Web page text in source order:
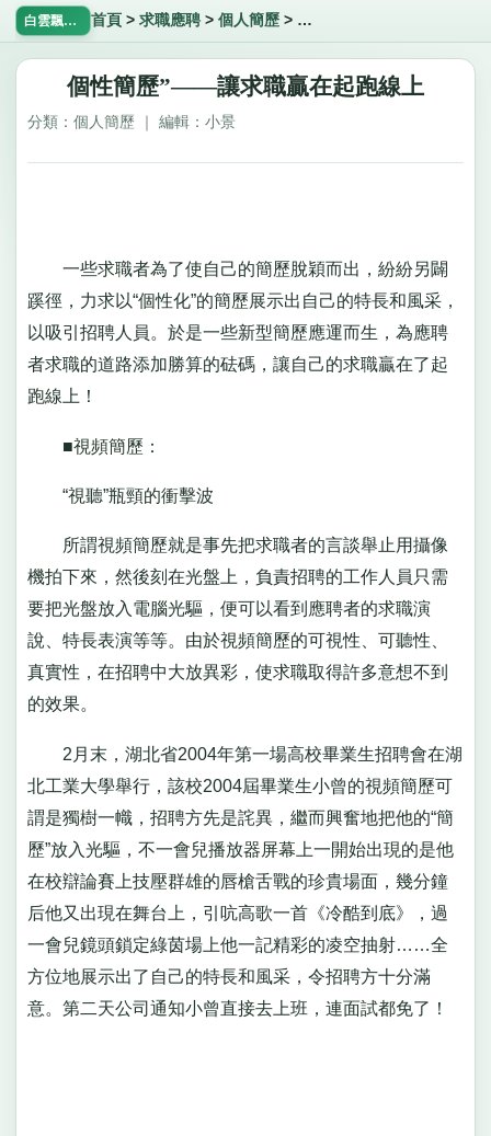
白雲飄飄網 首頁 > 求職應聘> 個人簡歷> 個性簡歷”——讓求職贏在起
個性簡歷”——讓求職贏在起跑線上
分類：個人簡歷 ｜ 編輯：小景
一些求職者為了使自己的簡歷脫穎而出，紛紛另闢
蹊徑，力求以“個性化”的簡歷展示出自己的特長和風采，
以吸引招聘人員。於是一些新型簡歷應運而生，為應聘
者求職的道路添加勝算的砝碼，讓自己的求職贏在了起
跑線上！
■視頻簡歷：
“視聽”瓶頸的衝擊波
所謂視頻簡歷就是事先把求職者的言談舉止用攝像
機拍下來，然後刻在光盤上，負責招聘的工作人員只需
要把光盤放入電腦光驅，便可以看到應聘者的求職演
說、特長表演等等。由於視頻簡歷的可視性、可聽性、
真實性，在招聘中大放異彩，使求職取得許多意想不到
的效果。
2月末，湖北省2004年第一場高校畢業生招聘會在湖
北工業大學舉行，該校2004屆畢業生小曾的視頻簡歷可
謂是獨樹一幟，招聘方先是詫異，繼而興奮地把他的“簡
歷”放入光驅，不一會兒播放器屏幕上一開始出現的是他
在校辯論賽上技壓群雄的唇槍舌戰的珍貴場面，幾分鐘
后他又出現在舞台上，引吭高歌一首《冷酷到底》，過
一會兒鏡頭鎖定綠茵場上他一記精彩的凌空抽射……全
方位地展示出了自己的特長和風采，令招聘方十分滿
意。第二天公司通知小曾直接去上班，連面試都免了！